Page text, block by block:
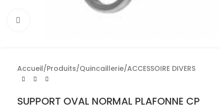
Accueil/Produits/Quincaillerie/ACCESSOIRE DIVERS
SUPPORT OVAL NORMAL PLAFONNE CP